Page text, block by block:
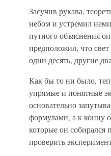
Засучив рукава,
небом и устремил
путного объяснения
предположил, что
одни десять, другие
Как бы то ни было,
упрямые и понятные
основательно
формулами, а к концу
которые он собирался
проверить